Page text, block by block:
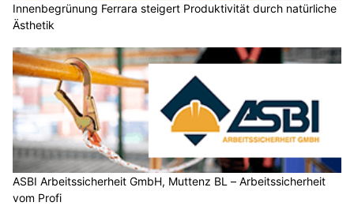
Innenbegrünung Ferrara steigert Produktivität durch natürliche
Ästhetik
ASBI Arbeitssicherheit GmbH, Muttenz BL – Arbeitssicherheit
vom Profi